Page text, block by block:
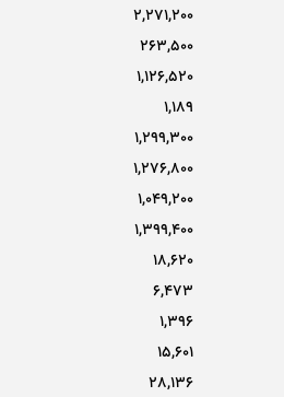
2,271,200
263,500
1,126,520
1,189
1,299,300
1,276,800
1,049,200
1,399,400
18,620
6,473
1,396
15,601
28,136